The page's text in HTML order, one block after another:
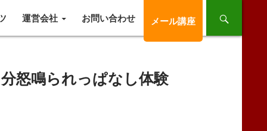
運営会社 お問い合わせ メール講座
怒鳴られっぱなし体験